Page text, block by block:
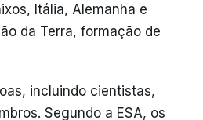
Itália, Alemanha e
da Terra, formação de
incluindo cientistas,
Segundo a ESA, os